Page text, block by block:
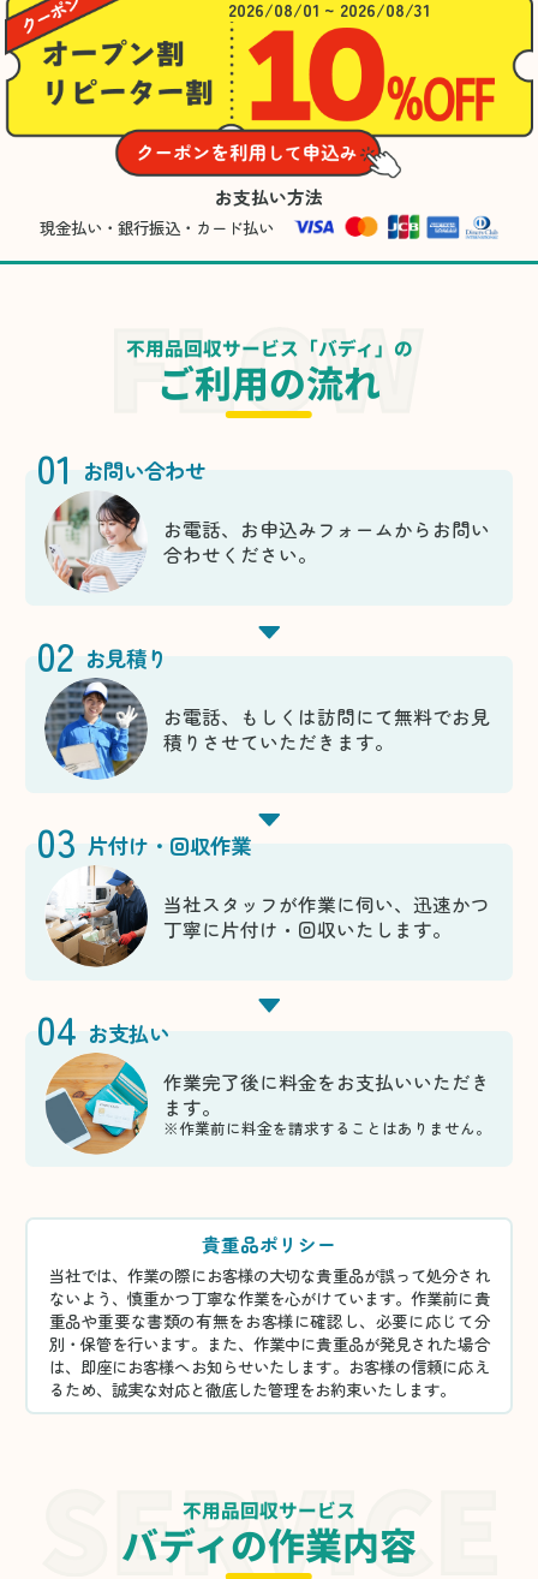
2026/08/01 ~ 2026/08/31
お支払い方法
現金払い・銀行振込・カード払い
不用品回収サービス「バディ」の
ご利用の流れ
01 お問い合わせ
お電話、お申込みフォームからお問い
合わせください。
02 お見積り
お電話、もしくは訪問にて無料でお見
積りさせていただきます。
03 片付け・回収作業
当社スタッフが作業に伺い、迅速かつ
丁寧に片付け・回収いたします。
04 お支払い
作業完了後に料金をお支払いいただき
ます。
※作業前に料金を請求することはありません。
貴重品ポリシー
当社では、作業の際にお客様の大切な貴重品が誤って処分され
ないよう、慎重かつ丁寧な作業を心がけています。作業前に貴
重品や重要な書類の有無をお客様に確認し、必要に応じて分
別・保管を行います。また、作業中に貴重品が発見された場合
は、即座にお客様へお知らせいたします。お客様の信頼に応え
るため、誠実な対応と徹底した管理をお約束いたします。
不用品回収サービス
バディの作業内容